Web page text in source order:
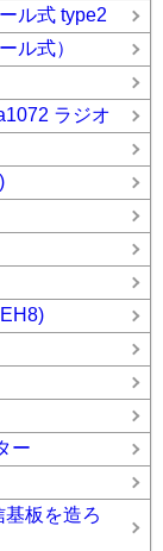
ル式 type2
ル式）
ラジオ
ー
板を造ろ